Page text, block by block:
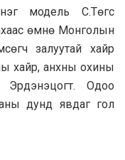
нэг модель С.Төгс
өмнө Монголын
залуутай хайр
хайр, анхны охины
Одоо
дунд явдаг гол